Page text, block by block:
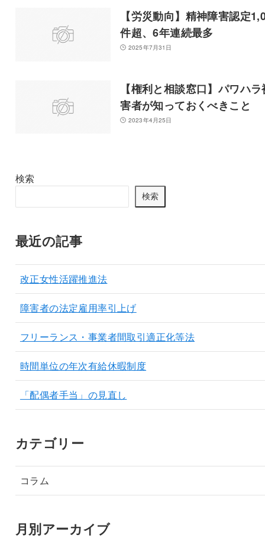
【労災動向】精神障害認定
件超、6年連続最多
2025年7月31日
【権利と相談窓口】パワハラ
害者が知っておくべきこと
2023年4月25日
検索
検索
最近の記事
改正女性活躍推進法
障害者の法定雇用率引上げ
フリーランス・事業者間取引適正化等法
時間単位の年次有給休暇制度
「配偶者手当」の見直し
カテゴリー
コラム
月別アーカイブ